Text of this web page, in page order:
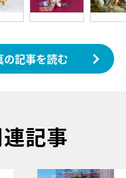
の記事を読む
記事